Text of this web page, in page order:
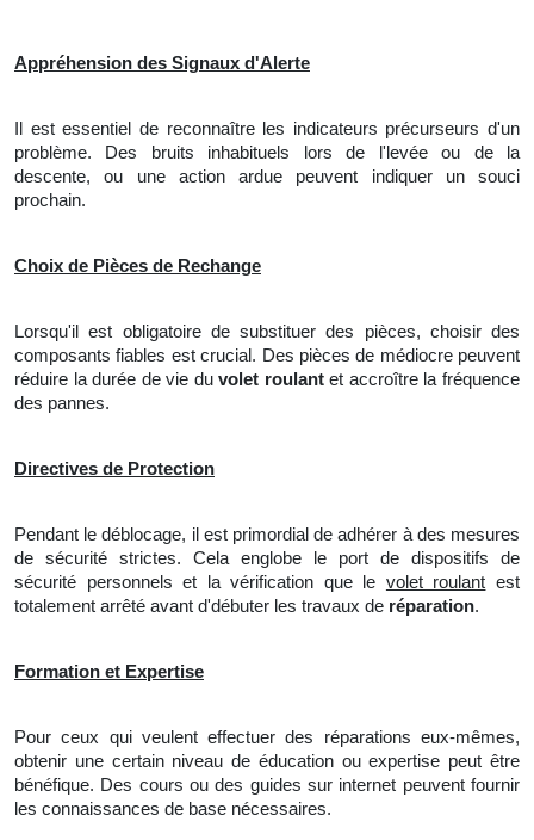
Appréhension des Signaux d'Alerte
Il est essentiel de reconnaître les indicateurs précurseurs d'un
problème. Des bruits inhabituels lors de l'levée ou de la
descente, ou une action ardue peuvent indiquer un souci
prochain.
Choix de Pièces de Rechange
Lorsqu'il est obligatoire de substituer des pièces, choisir des
composants fiables est crucial. Des pièces de médiocre peuvent
réduire ladurée de vie duvolet roulantet accroître la fréquence
des pannes.
Directives de Protection
Pendant le déblocage, il est primordial de adhérer à des mesures
de sécurité strictes. Cela englobe le port de dispositifs de
sécurité personnels et la vérification que le volet roulant est
totalement arrêté avant d'débuter les travaux de réparation.
Formation et Expertise
Pour ceux qui veulent effectuer des réparations eux-mêmes,
obtenir une certain niveau de éducation ou expertise peut être
bénéfique. Des cours ou des guides sur internet peuvent fournir
les connaissances de base nécessaires.